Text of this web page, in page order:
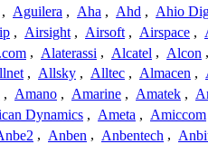
, Aguilera , Aha , Ahd , Ahio
, Airsight , Airsoft , Airspace ,
, Alaterassi , Alcatel , Alcon ,
, Allsky , Alltec , Almacen ,
, Amano , Amarine , Amatek ,
Dynamics , Ameta , Amiccom
, Anben , Anbentech ,